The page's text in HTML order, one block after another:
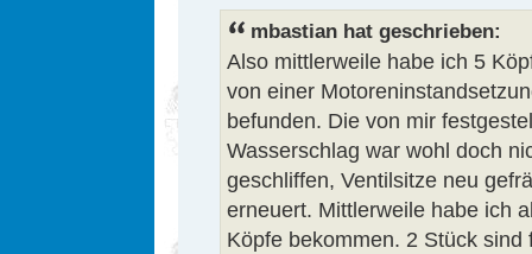
mbastian hat geschrieben:
Also mittlerweile habe ich 5
von einer
befunden. Die von mir
Wasserschlag war wohl doch
geschliffen, Ventilsitze neu
erneuert. Mittlerweile habe ich
Köpfe bekommen. 2 Stück